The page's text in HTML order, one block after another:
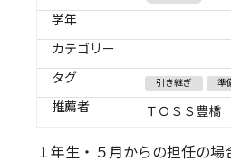
学年
カテゴリー
タグ
引き継ぎ 準
推薦者 ＴＯＳＳ豊橋
１年生・５月からの担任の